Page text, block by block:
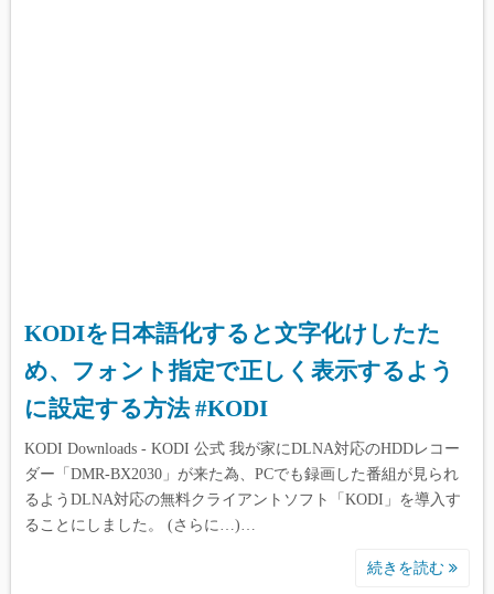
KODIを日本語化すると文字化けしたた
め、フォント指定で正しく表示するよう
に設定する方法 #KODI
KODI Downloads - KODI 公式 我が家にDLNA対応のHDDレコー
ダー「DMR-BX2030」が来た為、PCでも録画した番組が見られ
るようDLNA対応の無料クライアントソフト「KODI」を導入す
ることにしました。 (さらに…)…
続きを読む